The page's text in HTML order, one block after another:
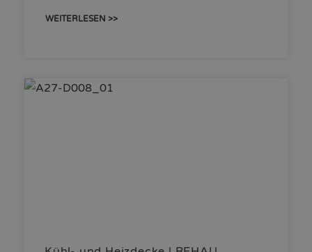
WEITERLESEN >>